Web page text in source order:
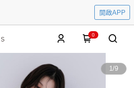
開啟APP
0
1/9